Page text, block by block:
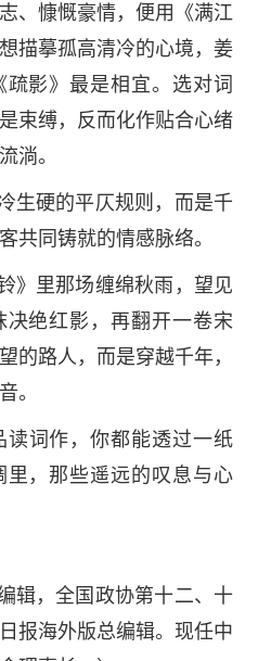
、慷慨豪情，便用《满江
描摹孤高清冷的心境，姜
影》最是相宜。选对词
束缚，反而化作贴合心绪
淌。
生硬的平仄规则，而是千
共同铸就的情感脉络。
》里那场缠绵秋雨，望见
决绝红影，再翻开一卷宋
的路人，而是穿越千年，
。
读词作，你都能透过一纸
里，那些遥远的叹息与心
辑，全国政协第十二、十
报海外版总编辑。现任中